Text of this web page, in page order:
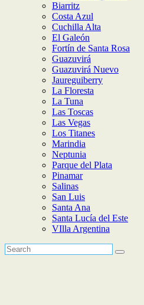
Biarritz
Costa Azul
Cuchilla Alta
El Galeón
Fortín de Santa Rosa
Guazuvirá
Guazuvirá Nuevo
Jaureguiberry
La Floresta
La Tuna
Las Toscas
Las Vegas
Los Titanes
Marindia
Neptunia
Parque del Plata
Pinamar
Salinas
San Luis
Santa Ana
Santa Lucía del Este
VIlla Argentina